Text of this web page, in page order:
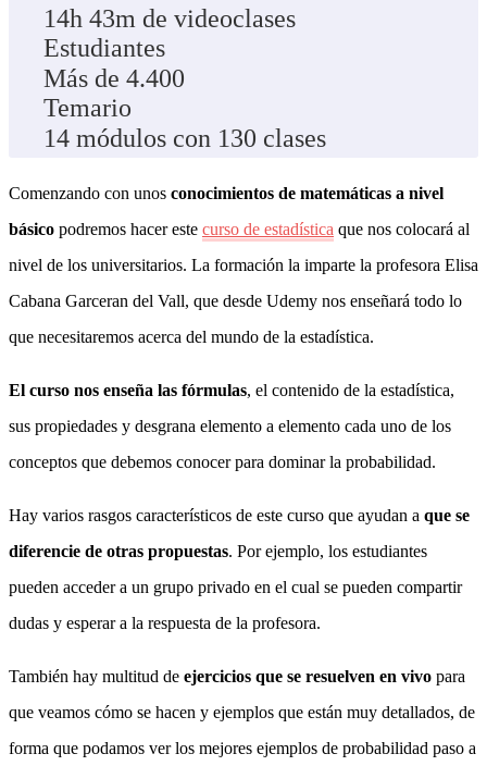
14h 43m de videoclases
Estudiantes
Más de 4.400
Temario
14 módulos con 130 clases
Comenzando con unos conocimientos de matemáticas a nivel
básico podremos hacer este curso de estadística que nos colocará al
nivel de los universitarios. La formación la imparte la profesora Elisa
Cabana Garceran del Vall, que desde Udemy nos enseñará todo lo
que necesitaremos acerca del mundo de la estadística.
El curso nos enseña las fórmulas, el contenido de la estadística,
sus propiedades y desgrana elemento a elemento cada uno de los
conceptos que debemos conocer para dominar la probabilidad.
Hay varios rasgos característicos de este curso que ayudan a que se
diferencie de otras propuestas. Por ejemplo, los estudiantes
pueden acceder a un grupo privado en el cual se pueden compartir
dudas y esperar a la respuesta de la profesora.
También hay multitud de ejercicios que se resuelven en vivo para
que veamos cómo se hacen y ejemplos que están muy detallados, de
forma que podamos ver los mejores ejemplos de probabilidad paso a